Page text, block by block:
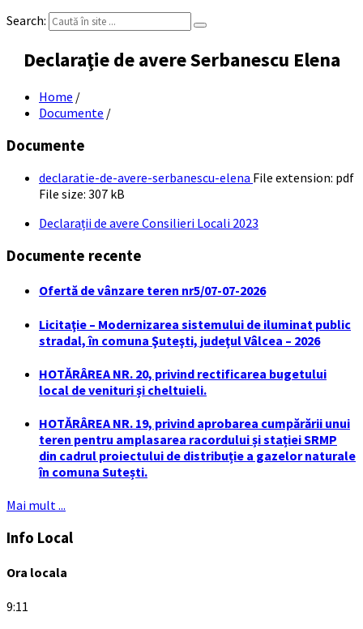
Search:
Declaraţie de avere Serbanescu Elena
Home /
Documente /
Documente
declaratie-de-avere-serbanescu-elena File extension: pdf
File size: 307 kB
Declarații de avere Consilieri Locali 2023
Documente recente
Ofertă de vânzare teren nr5/07-07-2026
Licitaţie – Modernizarea sistemului de iluminat public
stradal, în comuna Şuteşti, judeţul Vâlcea – 2026
HOTĂRÂREA NR. 20, privind rectificarea bugetului
local de venituri și cheltuieli.
HOTĂRÂREA NR. 19, privind aprobarea cumpărării unui
teren pentru amplasarea racordului și stației SRMP
din cadrul proiectului de distribuție a gazelor naturale
în comuna Sutești.
Mai mult ...
Info Local
Ora locala
9:11